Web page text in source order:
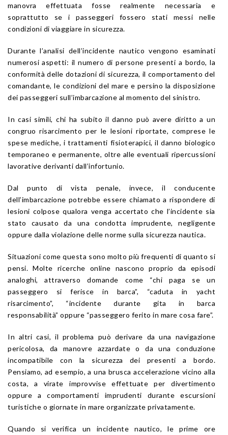
manovra effettuata fosse realmente necessaria e
soprattutto se i passeggeri fossero stati messi nelle
condizioni di viaggiare in sicurezza.
Durante l’analisi dell’incidente nautico vengono esaminati
numerosi aspetti: il numero di persone presenti a bordo, la
conformità delle dotazioni di sicurezza, il comportamento del
comandante, le condizioni del mare e persino la disposizione
dei passeggeri sull’imbarcazione al momento del sinistro.
In casi simili, chi ha subito il danno può avere diritto a un
congruo risarcimento per le lesioni riportate, comprese le
spese mediche, i trattamenti fisioterapici, il danno biologico
temporaneo e permanente, oltre alle eventuali ripercussioni
lavorative derivanti dall’infortunio.
Dal punto di vista penale, invece, il conducente
dell’imbarcazione potrebbe essere chiamato a rispondere di
lesioni colpose qualora venga accertato che l’incidente sia
stato causato da una condotta imprudente, negligente
oppure dalla violazione delle norme sulla sicurezza nautica.
Situazioni come questa sono molto più frequenti di quanto si
pensi. Molte ricerche online nascono proprio da episodi
analoghi, attraverso domande come “chi paga se un
passeggero si ferisce in barca”, “caduta in yacht
risarcimento”, “incidente durante gita in barca
responsabilità” oppure “passeggero ferito in mare cosa fare”.
In altri casi, il problema può derivare da una navigazione
pericolosa, da manovre azzardate o da una conduzione
incompatibile con la sicurezza dei presenti a bordo.
Pensiamo, ad esempio, a una brusca accelerazione vicino alla
costa, a virate improvvise effettuate per divertimento
oppure a comportamenti imprudenti durante escursioni
turistiche o giornate in mare organizzate privatamente.
Quando si verifica un incidente nautico, le prime ore